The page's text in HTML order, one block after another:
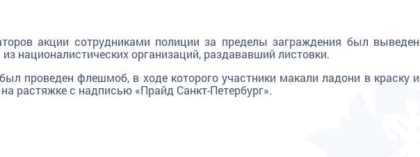
акции сотрудниками полиции за пределы заграждения был выведен
националистических организаций, раздававший листовки.
проведен флешмоб, в ходе которого участники макали ладони в краску и
растяжке с надписью «Прайд Санкт-Петербург».